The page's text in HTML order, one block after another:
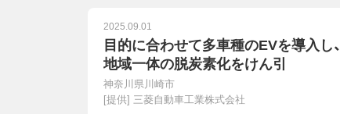
2025.09.01
目的に合わせて多車種のEVを導入し、
地域一体の脱炭素化をけん引
神奈川県川崎市
[提供] 三菱自動車工業株式会社